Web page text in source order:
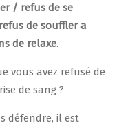
/ refus de se
de souffler a
de relaxe.
vous avez refusé de
de sang ?
défendre, il est